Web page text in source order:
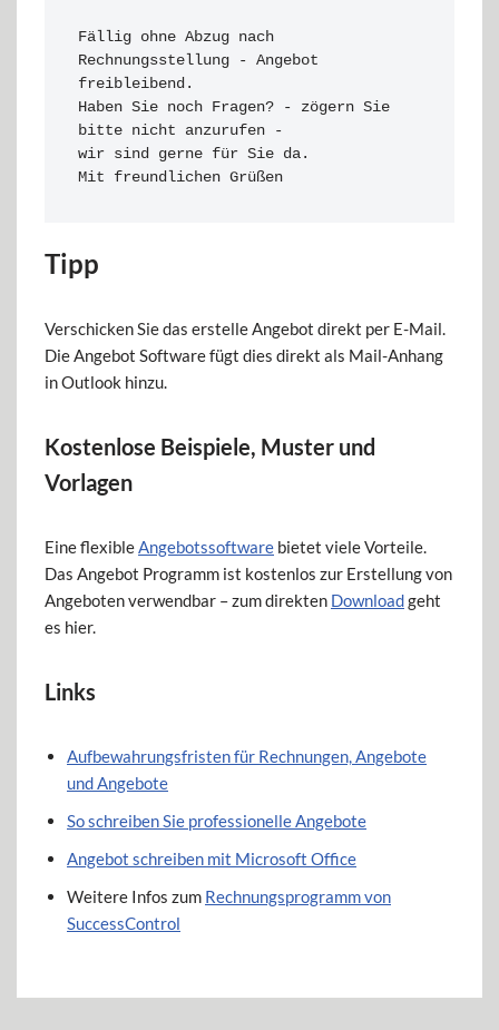
Fällig ohne Abzug nach
Rechnungsstellung - Angebot
freibleibend.
Haben Sie noch Fragen? - zögern Sie
bitte nicht anzurufen -
wir sind gerne für Sie da.
Mit freundlichen Grüßen
Tipp
Verschicken Sie das erstelle Angebot direkt per E-Mail.
Die Angebot Software fügt dies direkt als Mail-Anhang
in Outlook hinzu.
Kostenlose Beispiele, Muster und
Vorlagen
Eine flexibleAngebotssoftware bietet viele Vorteile.
Das Angebot Programm ist kostenlos zur Erstellung von
Angeboten verwendbar – zum direkten Downloadgeht
es hier.
Links
Aufbewahrungsfristen für Rechnungen, Angebote
und Angebote
So schreiben Sie professionelle Angebote
Angebot schreiben mit Microsoft Office
Weitere Infos zum Rechnungsprogramm von
SuccessControl